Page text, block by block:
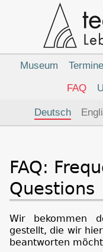
FAQ:
Questions
Wir bekommen
gestellt, die wir
beantworten
Hauptnavigation
Museum
FAQ
Sprachauswahl
Deutsch